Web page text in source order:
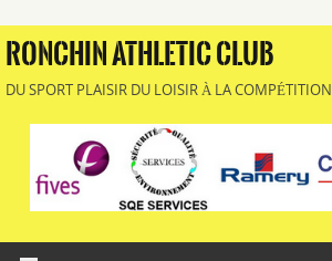
RONCHIN ATHLETIC CLUB
DU SPORT PLAISIR DU LOISIR À LA COMPÉTITION